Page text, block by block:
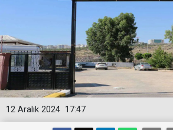
17:47
12 Aralık 2024